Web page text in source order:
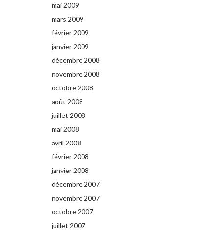
mai 2009
mars 2009
février 2009
janvier 2009
décembre 2008
novembre 2008
octobre 2008
août 2008
juillet 2008
mai 2008
avril 2008
février 2008
janvier 2008
décembre 2007
novembre 2007
octobre 2007
juillet 2007